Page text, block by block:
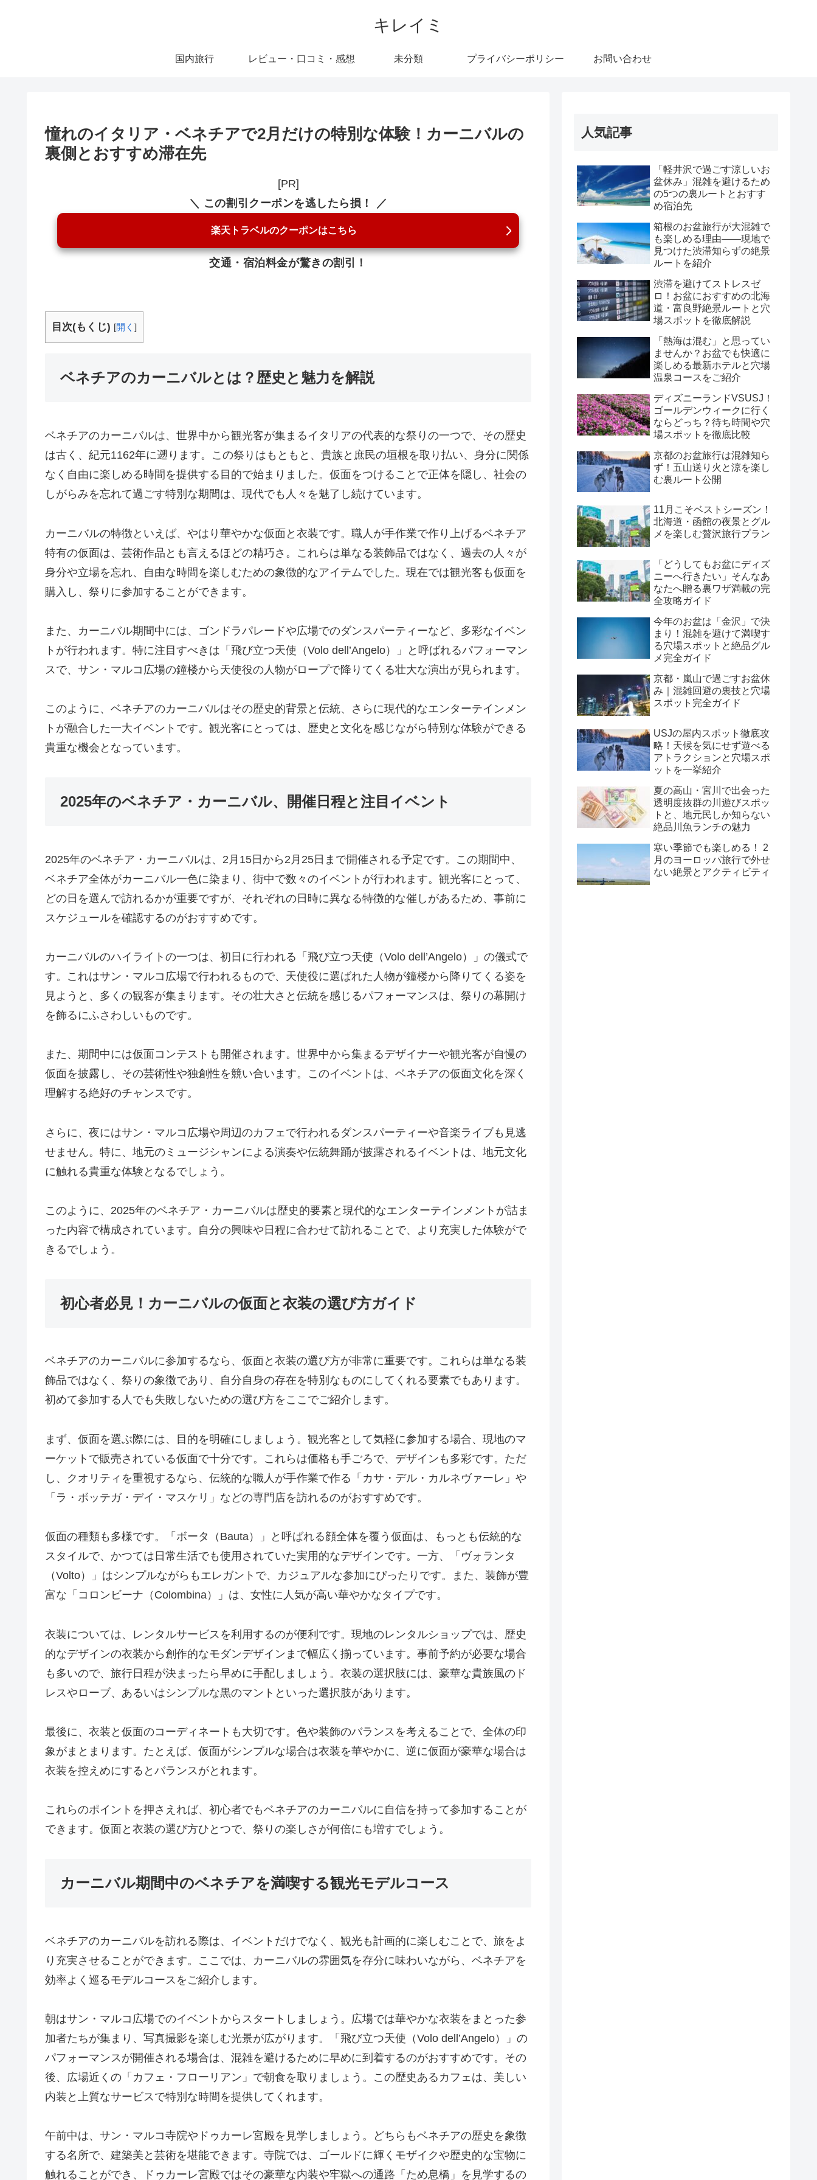
キレイミ
国内旅行 レビュー・口コミ・感想 未分類 プライバシーポリシー お問い合わせ
憧れのイタリア・ベネチアで2月だけの特別な体験！カーニバルの
裏側とおすすめ滞在先
[PR]
＼ この割引クーポンを逃したら損！ ／
楽天トラベルのクーポンはこちら
交通・宿泊料金が驚きの割引！
目次(もくじ) [開く ]
ベネチアのカーニバルとは？歴史と魅力を解説
ベネチアのカーニバルは、世界中から観光客が集まるイタリアの代表的な祭りの一つで、その歴史
は古く、紀元1162年に遡ります。この祭りはもともと、貴族と庶民の垣根を取り払い、身分に関係
なく自由に楽しめる時間を提供する目的で始まりました。仮面をつけることで正体を隠し、社会の
しがらみを忘れて過ごす特別な期間は、現代でも人々を魅了し続けています。
カーニバルの特徴といえば、やはり華やかな仮面と衣装です。職人が手作業で作り上げるベネチア
特有の仮面は、芸術作品とも言えるほどの精巧さ。これらは単なる装飾品ではなく、過去の人々が
身分や立場を忘れ、自由な時間を楽しむための象徴的なアイテムでした。現在では観光客も仮面を
購入し、祭りに参加することができます。
また、カーニバル期間中には、ゴンドラパレードや広場でのダンスパーティーなど、多彩なイベン
トが行われます。特に注目すべきは「飛び立つ天使（Volo dell’Angelo）」と呼ばれるパフォーマン
スで、サン・マルコ広場の鐘楼から天使役の人物がロープで降りてくる壮大な演出が見られます。
このように、ベネチアのカーニバルはその歴史的背景と伝統、さらに現代的なエンターテインメン
トが融合した一大イベントです。観光客にとっては、歴史と文化を感じながら特別な体験ができる
貴重な機会となっています。
2025年のベネチア・カーニバル、開催日程と注目イベント
2025年のベネチア・カーニバルは、2月15日から2月25日まで開催される予定です。この期間中、
ベネチア全体がカーニバル一色に染まり、街中で数々のイベントが行われます。観光客にとって、
どの日を選んで訪れるかが重要ですが、それぞれの日時に異なる特徴的な催しがあるため、事前に
スケジュールを確認するのがおすすめです。
カーニバルのハイライトの一つは、初日に行われる「飛び立つ天使（Volo dell’Angelo）」の儀式で
す。これはサン・マルコ広場で行われるもので、天使役に選ばれた人物が鐘楼から降りてくる姿を
見ようと、多くの観客が集まります。その壮大さと伝統を感じるパフォーマンスは、祭りの幕開け
を飾るにふさわしいものです。
また、期間中には仮面コンテストも開催されます。世界中から集まるデザイナーや観光客が自慢の
仮面を披露し、その芸術性や独創性を競い合います。このイベントは、ベネチアの仮面文化を深く
理解する絶好のチャンスです。
さらに、夜にはサン・マルコ広場や周辺のカフェで行われるダンスパーティーや音楽ライブも見逃
せません。特に、地元のミュージシャンによる演奏や伝統舞踊が披露されるイベントは、地元文化
に触れる貴重な体験となるでしょう。
このように、2025年のベネチア・カーニバルは歴史的要素と現代的なエンターテインメントが詰ま
った内容で構成されています。自分の興味や日程に合わせて訪れることで、より充実した体験がで
きるでしょう。
初心者必見！カーニバルの仮面と衣装の選び方ガイド
ベネチアのカーニバルに参加するなら、仮面と衣装の選び方が非常に重要です。これらは単なる装
飾品ではなく、祭りの象徴であり、自分自身の存在を特別なものにしてくれる要素でもあります。
初めて参加する人でも失敗しないための選び方をここでご紹介します。
まず、仮面を選ぶ際には、目的を明確にしましょう。観光客として気軽に参加する場合、現地のマ
ーケットで販売されている仮面で十分です。これらは価格も手ごろで、デザインも多彩です。ただ
し、クオリティを重視するなら、伝統的な職人が手作業で作る「カサ・デル・カルネヴァーレ」や
「ラ・ボッテガ・デイ・マスケリ」などの専門店を訪れるのがおすすめです。
仮面の種類も多様です。「ボータ（Bauta）」と呼ばれる顔全体を覆う仮面は、もっとも伝統的な
スタイルで、かつては日常生活でも使用されていた実用的なデザインです。一方、「ヴォランタ
（Volto）」はシンプルながらもエレガントで、カジュアルな参加にぴったりです。また、装飾が豊
富な「コロンビーナ（Colombina）」は、女性に人気が高い華やかなタイプです。
衣装については、レンタルサービスを利用するのが便利です。現地のレンタルショップでは、歴史
的なデザインの衣装から創作的なモダンデザインまで幅広く揃っています。事前予約が必要な場合
も多いので、旅行日程が決まったら早めに手配しましょう。衣装の選択肢には、豪華な貴族風のド
レスやローブ、あるいはシンプルな黒のマントといった選択肢があります。
最後に、衣装と仮面のコーディネートも大切です。色や装飾のバランスを考えることで、全体の印
象がまとまります。たとえば、仮面がシンプルな場合は衣装を華やかに、逆に仮面が豪華な場合は
衣装を控えめにするとバランスがとれます。
これらのポイントを押さえれば、初心者でもベネチアのカーニバルに自信を持って参加することが
できます。仮面と衣装の選び方ひとつで、祭りの楽しさが何倍にも増すでしょう。
カーニバル期間中のベネチアを満喫する観光モデルコース
ベネチアのカーニバルを訪れる際は、イベントだけでなく、観光も計画的に楽しむことで、旅をよ
り充実させることができます。ここでは、カーニバルの雰囲気を存分に味わいながら、ベネチアを
効率よく巡るモデルコースをご紹介します。
朝はサン・マルコ広場でのイベントからスタートしましょう。広場では華やかな衣装をまとった参
加者たちが集まり、写真撮影を楽しむ光景が広がります。「飛び立つ天使（Volo dell’Angelo）」の
パフォーマンスが開催される場合は、混雑を避けるために早めに到着するのがおすすめです。その
後、広場近くの「カフェ・フローリアン」で朝食を取りましょう。この歴史あるカフェは、美しい
内装と上質なサービスで特別な時間を提供してくれます。
午前中は、サン・マルコ寺院やドゥカーレ宮殿を見学しましょう。どちらもベネチアの歴史を象徴
する名所で、建築美と芸術を堪能できます。寺院では、ゴールドに輝くモザイクや歴史的な宝物に
触れることができ、ドゥカーレ宮殿ではその豪華な内装や牢獄への通路「ため息橋」を見学するの
人気記事
「軽井沢で過ごす涼しいお
盆休み」混雑を避けるため
の5つの裏ルートとおすす
め宿泊先
箱根のお盆旅行が大混雑で
も楽しめる理由――現地で
見つけた渋滞知らずの絶景
ルートを紹介
渋滞を避けてストレスゼ
ロ！お盆におすすめの北海
道・富良野絶景ルートと穴
場スポットを徹底解説
「熱海は混む」と思ってい
ませんか？お盆でも快適に
楽しめる最新ホテルと穴場
温泉コースをご紹介
ディズニーランドVSUSJ！
ゴールデンウィークに行く
ならどっち？待ち時間や穴
場スポットを徹底比較
京都のお盆旅行は混雑知ら
ず！五山送り火と涼を楽し
む裏ルート公開
11月こそベストシーズン！
北海道・函館の夜景とグル
メを楽しむ贅沢旅行プラン
「どうしてもお盆にディズ
ニーへ行きたい」そんなあ
なたへ贈る裏ワザ満載の完
全攻略ガイド
今年のお盆は「金沢」で決
まり！混雑を避けて満喫す
る穴場スポットと絶品グル
メ完全ガイド
京都・嵐山で過ごすお盆休
み｜混雑回避の裏技と穴場
スポット完全ガイド
USJの屋内スポット徹底攻
略！天候を気にせず遊べる
アトラクションと穴場スポ
ットを一挙紹介
夏の高山・宮川で出会った
透明度抜群の川遊びスポッ
トと、地元民しか知らない
絶品川魚ランチの魅力
寒い季節でも楽しめる！ 2
月のヨーロッパ旅行で外せ
ない絶景とアクティビティ